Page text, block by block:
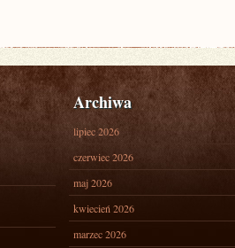
Archiwa
lipiec 2026
czerwiec 2026
maj 2026
kwiecień 2026
marzec 2026